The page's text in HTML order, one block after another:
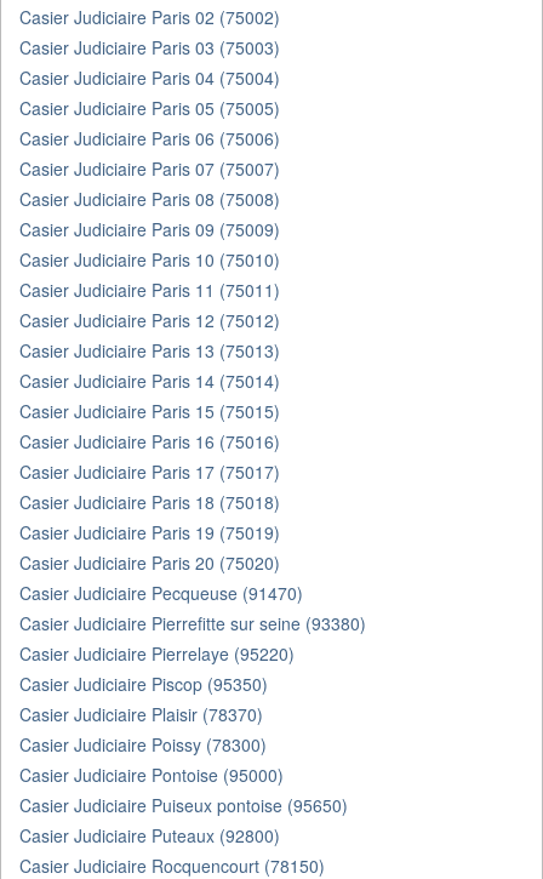
Casier Judiciaire Paris 02 (75002)
Casier Judiciaire Paris 03 (75003)
Casier Judiciaire Paris 04 (75004)
Casier Judiciaire Paris 05 (75005)
Casier Judiciaire Paris 06 (75006)
Casier Judiciaire Paris 07 (75007)
Casier Judiciaire Paris 08 (75008)
Casier Judiciaire Paris 09 (75009)
Casier Judiciaire Paris 10 (75010)
Casier Judiciaire Paris 11 (75011)
Casier Judiciaire Paris 12 (75012)
Casier Judiciaire Paris 13 (75013)
Casier Judiciaire Paris 14 (75014)
Casier Judiciaire Paris 15 (75015)
Casier Judiciaire Paris 16 (75016)
Casier Judiciaire Paris 17 (75017)
Casier Judiciaire Paris 18 (75018)
Casier Judiciaire Paris 19 (75019)
Casier Judiciaire Paris 20 (75020)
Casier Judiciaire Pecqueuse (91470)
Casier Judiciaire Pierrefitte sur seine (93380)
Casier Judiciaire Pierrelaye (95220)
Casier Judiciaire Piscop (95350)
Casier Judiciaire Plaisir (78370)
Casier Judiciaire Poissy (78300)
Casier Judiciaire Pontoise (95000)
Casier Judiciaire Puiseux pontoise (95650)
Casier Judiciaire Puteaux (92800)
Casier Judiciaire Rocquencourt (78150)